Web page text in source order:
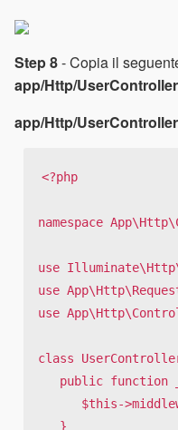
Step 8- Copia il
app/Http/
app/Http/
<?php
namespace
use
use
use
class